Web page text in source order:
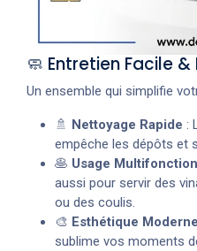
🧼 Entretien Facile
Un ensemble qui simplifie
🚿 Nettoyage Rapide :
empêche les dépôts et
🥞 Usage Multifonction
aussi pour servir des
ou des coulis.
🎨 Esthétique Moderne
sublime vos moments